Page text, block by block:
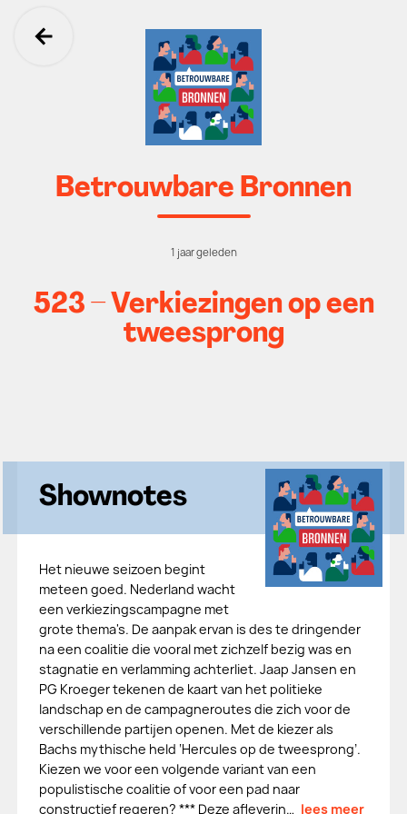
Ga terug
Betrouwbare Bronnen
1 jaar geleden
523 – Verkiezingen op een
tweesprong
Shownotes
Het nieuwe seizoen begint
meteen goed. Nederland wacht
een verkiezingscampagne met
grote thema's. De aanpak ervan is des te dringender
na een coalitie die vooral met zichzelf bezig was en
stagnatie en verlamming achterliet. Jaap Jansen en
PG Kroeger tekenen de kaart van het politieke
landschap en de campagneroutes die zich voor de
verschillende partijen openen. Met de kiezer als
Bachs mythische held ‘Hercules op de tweesprong’.
Kiezen we voor een volgende variant van een
populistische coalitie of voor een pad naar
constructief regeren? *** Deze afleverin… lees meer